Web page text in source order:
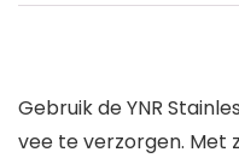
Gebruik de YNR
vee te verzorgen. Met